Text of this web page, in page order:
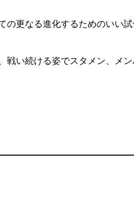
更なる進化するためのいい
い続ける姿でスタメン、メン